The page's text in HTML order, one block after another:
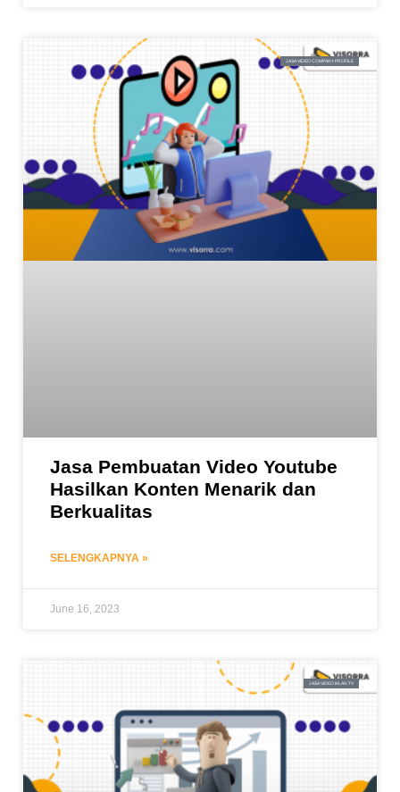
JASA VIDEO COMPANY PROFILE
Jasa Pembuatan Video Youtube
Hasilkan Konten Menarik dan
Berkualitas
SELENGKAPNYA »
June 16, 2023
JASA VIDEO IKLAN TV